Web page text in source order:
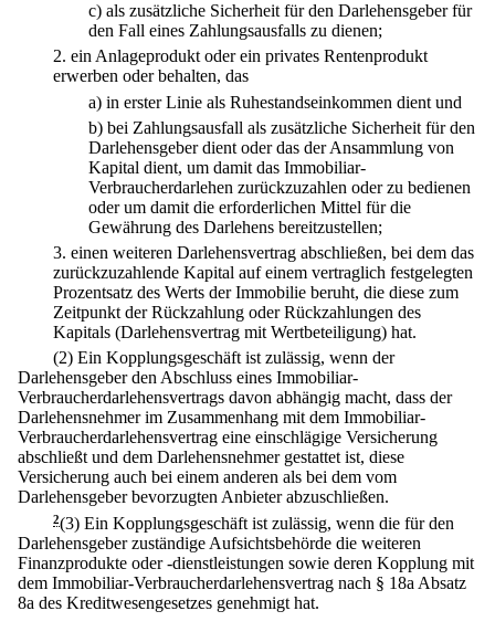
c) als zusätzliche Sicherheit für den Darlehensgeber für
den Fall eines Zahlungsausfalls zu dienen;
2. ein Anlageprodukt oder ein privates Rentenprodukt
erwerben oder behalten, das
a) in erster Linie als Ruhestandseinkommen dient und
b) bei Zahlungsausfall als zusätzliche Sicherheit für den
Darlehensgeber dient oder das der Ansammlung von
Kapital dient, um damit das Immobiliar-
Verbraucherdarlehen zurückzuzahlen oder zu bedienen
oder um damit die erforderlichen Mittel für die
Gewährung des Darlehens bereitzustellen;
3. einen weiteren Darlehensvertrag abschließen, bei dem das
zurückzuzahlende Kapital auf einem vertraglich festgelegten
Prozentsatz des Werts der Immobilie beruht, die diese zum
Zeitpunkt der Rückzahlung oder Rückzahlungen des
Kapitals (Darlehensvertrag mit Wertbeteiligung) hat.
(2) Ein Kopplungsgeschäft ist zulässig, wenn der
Darlehensgeber den Abschluss eines Immobiliar-
Verbraucherdarlehensvertrags davon abhängig macht, dass der
Darlehensnehmer im Zusammenhang mit dem Immobiliar-
Verbraucherdarlehensvertrag eine einschlägige Versicherung
abschließt und dem Darlehensnehmer gestattet ist, diese
Versicherung auch bei einem anderen als bei dem vom
Darlehensgeber bevorzugten Anbieter abzuschließen.
2(3) Ein Kopplungsgeschäft ist zulässig, wenn die für den
Darlehensgeber zuständige Aufsichtsbehörde die weiteren
Finanzprodukte oder -dienstleistungen sowie deren Kopplung mit
dem Immobiliar-Verbraucherdarlehensvertrag nach § 18a Absatz
8a des Kreditwesengesetzes genehmigt hat.